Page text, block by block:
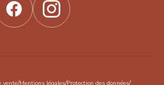
vente/Mentions légales/Protection des données/